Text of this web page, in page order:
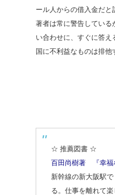
ール人からの借入金だと
著者は常に警告している
い合わせに、すぐに答
国に不利益なものは排他
☆ 推薦図書 ☆
百田尚樹著 『幸
新幹線の新大阪駅
る。仕事を離れて楽